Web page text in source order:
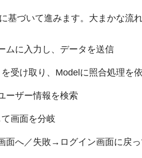
基づいて進みます。大まかな流
ムに入力し、データを送信
を受け取り、Modelに照合処理を
ーザー情報を検索
画面を分岐
面へ／失敗→ログイン画面に戻